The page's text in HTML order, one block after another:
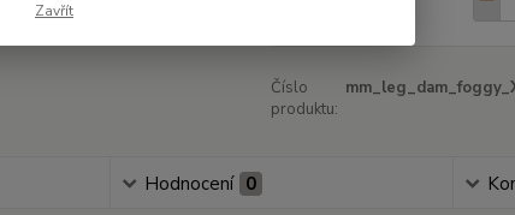
Číslo
produktu:
Hodnocení 0
Zavřít